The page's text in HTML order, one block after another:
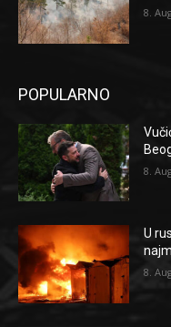
8.
POPULARNO
8.
U
8.